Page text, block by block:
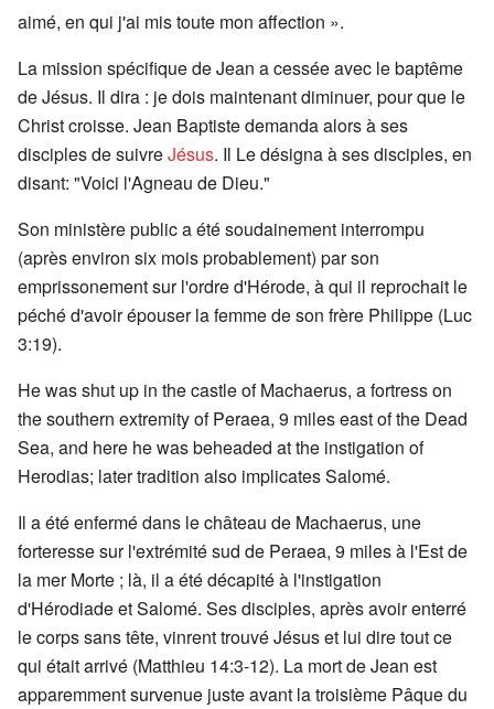
aimé, en qui j'ai mis toute mon affection ».
La mission spécifique de Jean a cessée avec le baptême
de Jésus. Il dira : je dois maintenant diminuer, pour que le
Christ croisse. Jean Baptiste demanda alors à ses
disciples de suivreJésus. Il Le désigna à ses disciples, en
disant: "Voici l'Agneau de Dieu."
Son ministère public a été soudainement interrompu
(après environ six mois probablement) par son
emprissonement sur l'ordre d'Hérode, à qui il reprochait le
péché d'avoir épouser la femme de son frère Philippe (Luc
3:19).
He was shut up in the castle of Machaerus, a fortress on
the southern extremity of Peraea, 9 miles east of the Dead
Sea, and here he was beheaded at the instigation of
Herodias; later tradition also implicates Salomé.
Il a été enfermé dans le château de Machaerus, une
forteresse sur l'extrémité sud de Peraea, 9 miles à l'Est de
la mer Morte ; là, il a été décapité à l'instigation
d'Hérodiade et Salomé. Ses disciples, après avoir enterré
le corps sans tête, vinrent trouvé Jésus et lui dire tout ce
qui était arrivé (Matthieu 14:3-12). La mort de Jean est
apparemment survenue juste avant la troisième Pâque du